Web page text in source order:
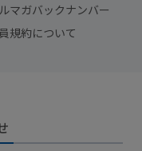
マガバックナンバー
規約について